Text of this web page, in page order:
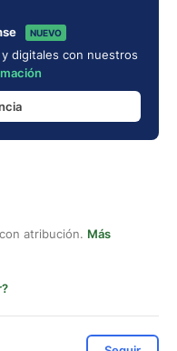
NUEVO
digitales con nuestros
atribución. Más